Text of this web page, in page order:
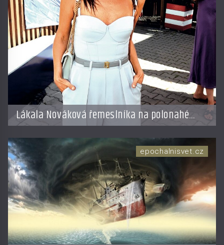
Lákala Nováková řemeslníka na polonahé
tělo!
epochalnisvet.cz